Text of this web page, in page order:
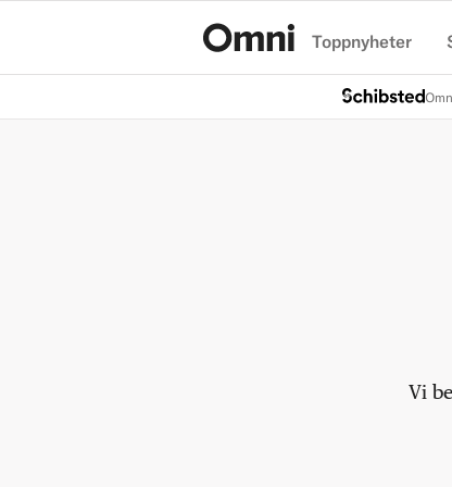
Toppnyheter
Vi